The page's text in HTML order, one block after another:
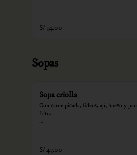
S/ 34.00
Sopas
Sopa criolla
Con carne picada, fideos, ají, huevo y pan
frito.
recargo al consumo.
S/ 43.00